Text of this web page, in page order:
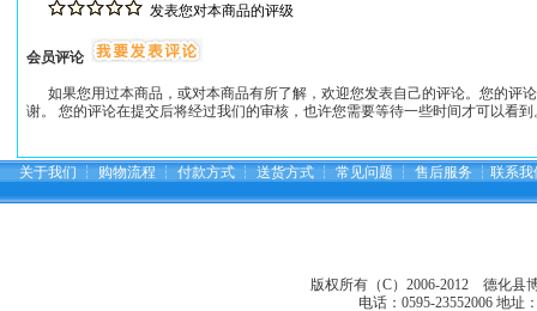
发表您对本商品的评级
会员评论
如果您用过本商品，或对本商品有所了解，欢迎您发表自己的评论。您的评
谢。 您的评论在提交后将经过我们的审核，也许您需要等待一些时间才可以看
关于我们 ┆ 购物流程 ┆ 付款方式 ┆ 送货方式 ┆ 常见问题 ┆ 售后服务 ┆ 联系我
版权所有（C）2006-2012 德化县
电话：0595-23552006 地址